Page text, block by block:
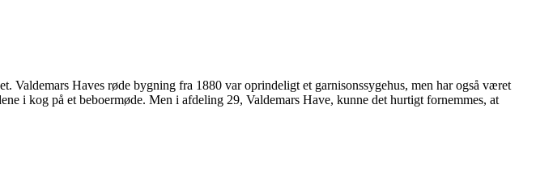
Haves røde bygning fra 1880 var oprindeligt et garnisonssygehus, men har også været
i kog på et beboermøde. Men i afdeling 29, Valdemars Have, kunne det hurtigt fornemmes, at